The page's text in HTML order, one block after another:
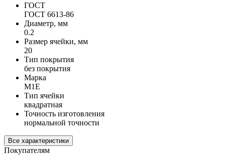
ГОСТ
ГОСТ 6613-86
Диаметр, мм
0.2
Размер ячейки, мм
20
Тип покрытия
без покрытия
Марка
М1Е
Тип ячейки
квадратная
Точность изготовления
нормальной точности
Все характеристики
Покупателям